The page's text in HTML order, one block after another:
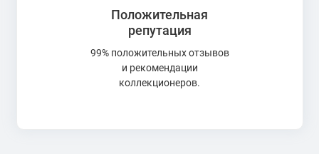
Положительная
репутация
99% положительных отзывов
и рекомендации
коллекционеров.